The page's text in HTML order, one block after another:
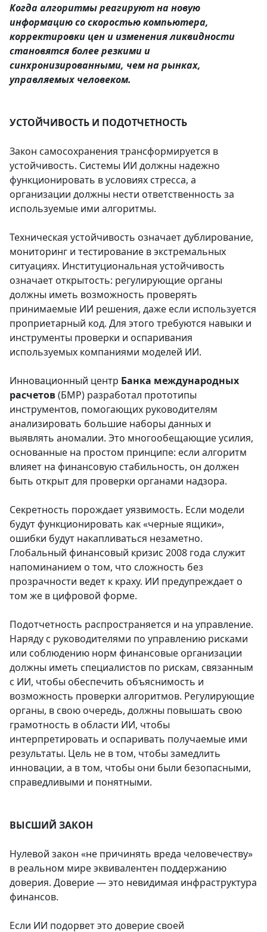
Когда алгоритмы реагируют на новую
информацию со скоростью компьютера,
корректировки цен и изменения ликвидности
становятся более резкими и
синхронизированными, чем на рынках,
управляемых человеком.
УСТОЙЧИВОСТЬ И ПОДОТЧЕТНОСТЬ
Закон самосохранения трансформируется в
устойчивость. Системы ИИ должны надежно
функционировать в условиях стресса, а
организации должны нести ответственность за
используемые ими алгоритмы.
Техническая устойчивость означает дублирование,
мониторинг и тестирование в экстремальных
ситуациях. Институциональная устойчивость
означает открытость: регулирующие органы
должны иметь возможность проверять
принимаемые ИИ решения, даже если используется
проприетарный код. Для этого требуются навыки и
инструменты проверки и оспаривания
используемых компаниями моделей ИИ.
Инновационный центр Банка международных
расчетов(БМР) разработал прототипы
инструментов, помогающих руководителям
анализировать большие наборы данных и
выявлять аномалии. Это многообещающие усилия,
основанные на простом принципе: если алгоритм
влияет на финансовую стабильность, он должен
быть открыт для проверки органами надзора.
Секретность порождает уязвимость. Если модели
будут функционировать как «черные ящики»,
ошибки будут накапливаться незаметно.
Глобальный финансовый кризис 2008 года служит
напоминанием о том, что сложность без
прозрачности ведет к краху. ИИ предупреждает о
том же в цифровой форме.
Подотчетность распространяется и на управление.
Наряду с руководителями по управлению рисками
или соблюдению норм финансовые организации
должны иметь специалистов по рискам, связанным
с ИИ, чтобы обеспечить объяснимость и
возможность проверки алгоритмов. Регулирующие
органы, в свою очередь, должны повышать свою
грамотность в области ИИ, чтобы
интерпретировать и оспаривать получаемые ими
результаты. Цель не в том, чтобы замедлить
инновации, а в том, чтобы они были безопасными,
справедливыми и понятными.
ВЫСШИЙ ЗАКОН
Нулевой закон «не причинять вреда человечеству»
в реальном мире эквивалентен поддержанию
доверия. Доверие — это невидимая инфраструктура
финансов.
Если ИИ подорвет это доверие своей